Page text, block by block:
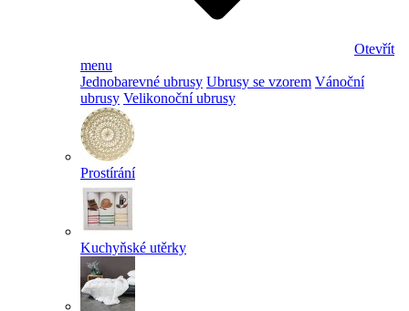
Otevřít
menu
Jednobarevné ubrusy Ubrusy se vzorem Vánoční
ubrusy Velikonoční ubrusy
Prostírání
Kuchyňské utěrky